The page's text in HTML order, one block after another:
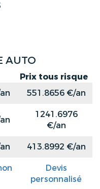
AUTO
Prix tous risque
551.8656 €/an
1241.6976
€/an
413.8992 €/an
Devis
personnalisé